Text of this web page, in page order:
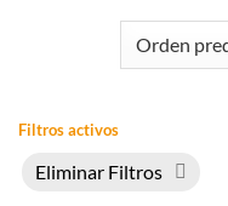
Filtros activos
Eliminar Filtros